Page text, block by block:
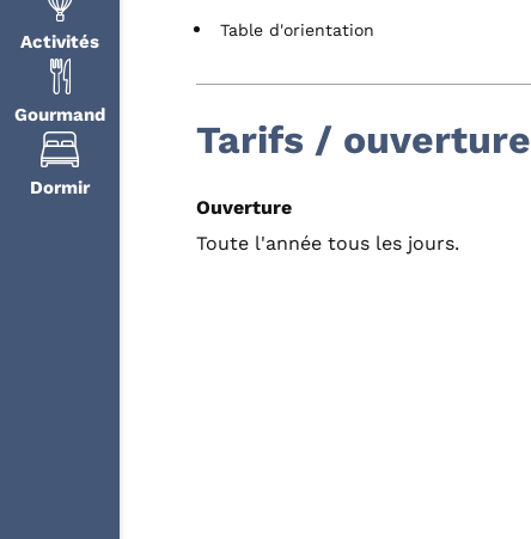
Activités
Gourmand
Dormir
Table d'orientation
Tarifs / ouverture
Ouverture
Toute l'année tous les jours.